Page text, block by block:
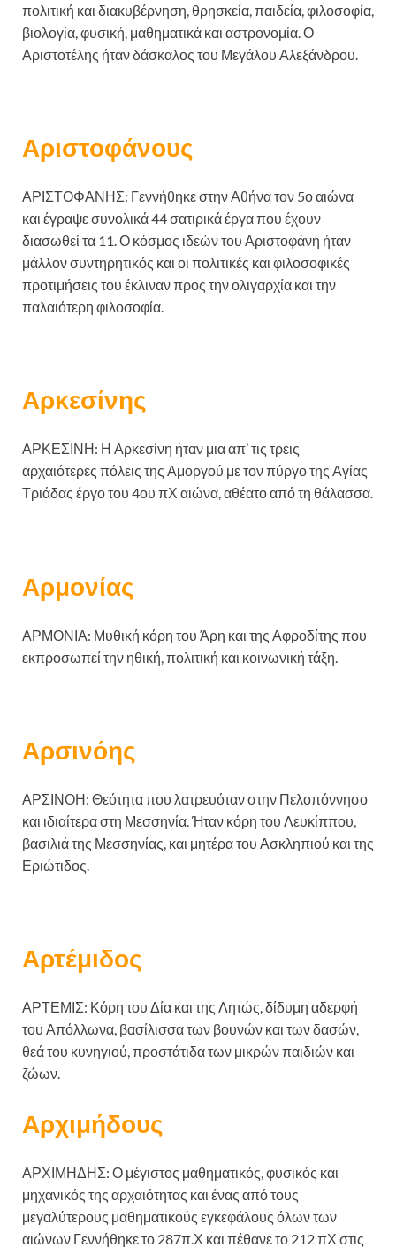
πολιτική και διακυβέρνηση, θρησκεία, παιδεία, φιλοσοφία,
βιολογία, φυσική, μαθηματικά και αστρονομία. Ο
Αριστοτέλης ήταν δάσκαλος του Μεγάλου Αλεξάνδρου.
Αριστοφάνους
ΑΡΙΣΤΟΦΑΝΗΣ: Γεννήθηκε στην Αθήνα τον 5ο αιώνα
και έγραψε συνολικά 44 σατιρικά έργα που έχουν
διασωθεί τα 11. Ο κόσμος ιδεών του Αριστοφάνη ήταν
μάλλον συντηρητικός και οι πολιτικές και φιλοσοφικές
προτιμήσεις του έκλιναν προς την ολιγαρχία και την
παλαιότερη φιλοσοφία.
Αρκεσίνης
ΑΡΚΕΣΙΝΗ: Η Αρκεσίνη ήταν μια απ’ τις τρεις
αρχαιότερες πόλεις της Αμοργού με τον πύργο της Αγίας
Τριάδας έργο του 4ου πΧ αιώνα, αθέατο από τη θάλασσα.
Αρμονίας
ΑΡΜΟΝΙΑ: Μυθική κόρη του Άρη και της Αφροδίτης που
εκπροσωπεί την ηθική, πολιτική και κοινωνική τάξη.
Αρσινόης
ΑΡΣΙΝΟΗ: Θεότητα που λατρευόταν στην Πελοπόννησο
και ιδιαίτερα στη Μεσσηνία. Ήταν κόρη του Λευκίππου,
βασιλιά της Μεσσηνίας, και μητέρα του Ασκληπιού και της
Εριώτιδος.
Αρτέμιδος
ΑΡΤΕΜΙΣ: Κόρη του Δία και της Λητώς, δίδυμη αδερφή
του Απόλλωνα, βασίλισσα των βουνών και των δασών,
θεά του κυνηγιού, προστάτιδα των μικρών παιδιών και
ζώων.
Αρχιμήδους
ΑΡΧΙΜΗΔΗΣ: Ο μέγιστος μαθηματικός, φυσικός και
μηχανικός της αρχαιότητας και ένας από τους
μεγαλύτερους μαθηματικούς εγκεφάλους όλων των
αιώνων Γεννήθηκε το 287π.Χ και πέθανε το 212 πΧ στις